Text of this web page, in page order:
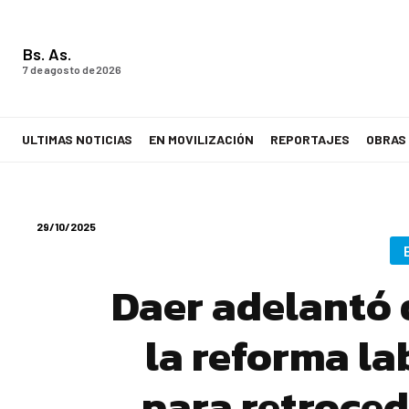
Bs. As.
7 de agosto de 2026
ULTIMAS NOTICIAS EN MOVILIZACIÓN REPORTAJES
29/10/2025
Daer adelantó
la reforma